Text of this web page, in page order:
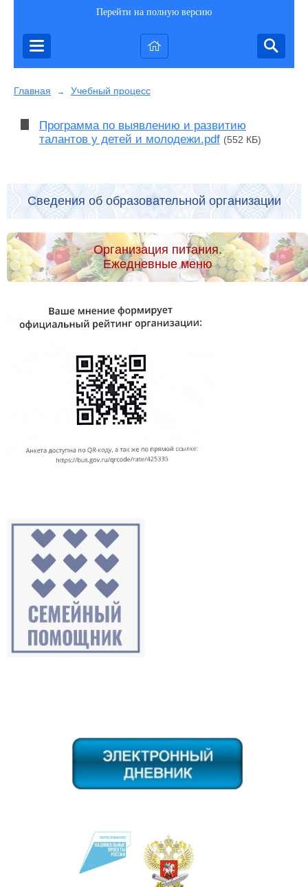
Перейти на полную версию
Главная → Учебный процесс
Программа по выявлению и развитию
талантов у детей и молодежи.pdf (552 КБ)
Сведения об образовательной организации
Организация питания.
Ежедневные меню